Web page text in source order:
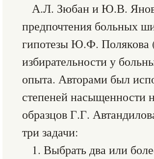
А.Л. Зюбан и Ю.В.
предпочтения больных
гипотезы Ю.Ф. Полякова
избирательности у
опыта. Авторами был
степеней насыщенности
образцов Г.Г.
три задачи:
1. Выбрать два или